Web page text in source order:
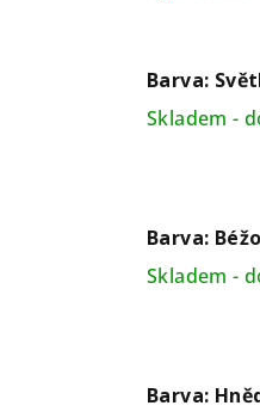
Barva:
Skladem -
Barva:
Skladem -
Barva: